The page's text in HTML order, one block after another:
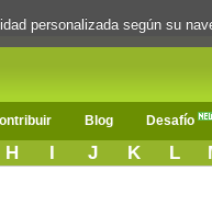
Blog Desafío
H I J K L
personalizada según su